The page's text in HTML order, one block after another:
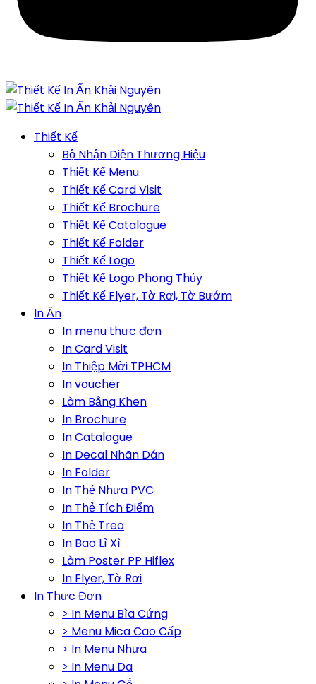
Thiết Kế
Bộ Nhận Diện Thương Hiệu
Thiết Kế Menu
Thiết Kế Card Visit
Thiết Kế Brochure
Thiết Kế Catalogue
Thiết Kế Folder
Thiết Kế Logo
Thiết Kế Logo Phong Thủy
Thiết Kế Flyer, Tờ Rơi, Tờ Bướm
In Ấn
In menu thực đơn
In Card Visit
In Thiệp Mời TPHCM
In voucher
Làm Bằng Khen
In Brochure
In Catalogue
In Decal Nhãn Dán
In Folder
In Thẻ Nhựa PVC
In Thẻ Tích Điểm
In Thẻ Treo
In Bao Lì Xì
Làm Poster PP Hiflex
In Flyer, Tờ Rơi
In Thực Đơn
> In Menu Bìa Cứng
> Menu Mica Cao Cấp
> In Menu Nhựa
> In Menu Da